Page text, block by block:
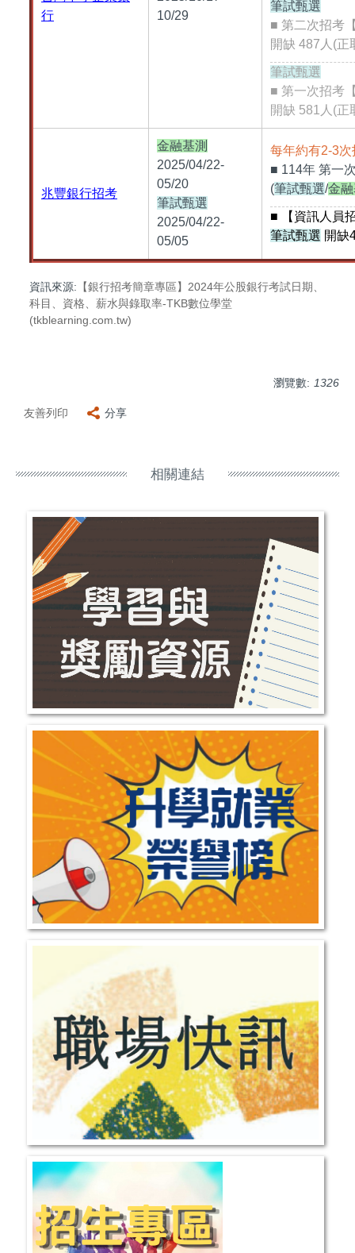
行
10/29
筆試甄選
■ 第二次招考
開缺 487人(正
筆試甄選
■ 第一次招考
開缺 581人(正
兆豐銀行招考
金融基測
2025/04/22-
05/20
筆試甄選
2025/04/22-
05/05
每年約有2-3次
■ 114年 第一
(筆試甄選/金
■ 【資訊人員
筆試甄選 開缺
資訊來源: 【銀行招考簡章專區】2024年公股銀行考試日期、
科目、資格、薪水與錄取率-TKB數位學堂
(tkblearning.com.tw)
瀏覽數: 1326
友善列印 分享
相關連結